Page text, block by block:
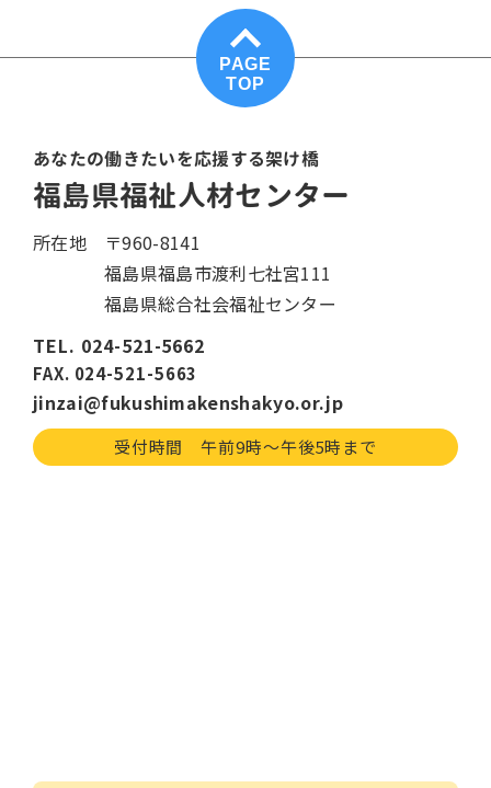
PAGE
TOP
あなたの働きたいを応援する架け橋
福島県福祉人材センター
所在地
〒960-8141
福島県福島市渡利七社宮111
福島県総合社会福祉センター
TEL. 024-521-5662
FAX. 024-521-5663
jinzai@fukushimakenshakyo.or.jp
受付時間 午前9時〜午後5時まで